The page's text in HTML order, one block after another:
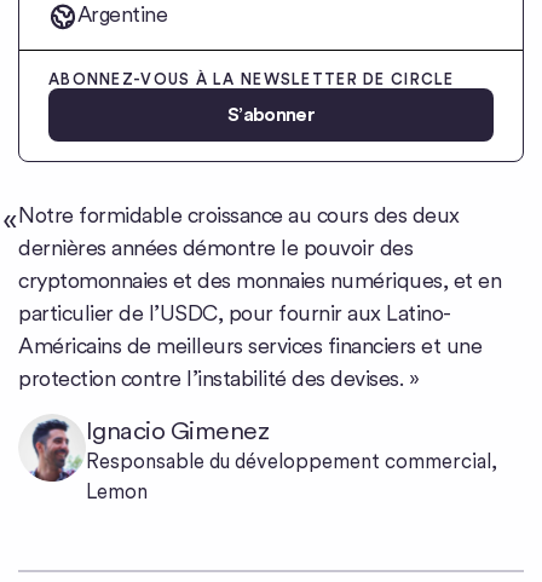
Argentine
ABONNEZ-VOUS À LA NEWSLETTER DE CIRCLE
S’abonner
Notre formidable croissance au cours des deux
dernières années démontre le pouvoir des
cryptomonnaies et des monnaies numériques, et en
particulier de l’USDC, pour fournir aux Latino-
Américains de meilleurs services financiers et une
protection contre l’instabilité des devises. »
Ignacio Gimenez
Responsable du développement commercial,
Lemon